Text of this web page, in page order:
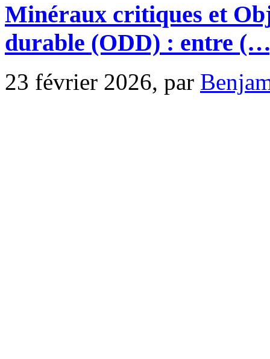
Minéraux critiques et
durable (ODD) : entre
23 février 2026, par